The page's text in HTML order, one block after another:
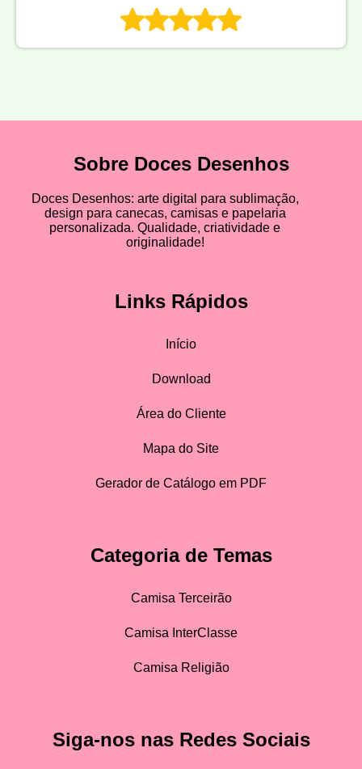
Sobre Doces Desenhos
Doces Desenhos: arte digital para sublimação,
design para canecas, camisas e papelaria
personalizada. Qualidade, criatividade e
originalidade!
Links Rápidos
Início
Download
Área do Cliente
Mapa do Site
Gerador de Catálogo em PDF
Categoria de Temas
Camisa Terceirão
Camisa InterClasse
Camisa Religião
Siga-nos nas Redes Sociais